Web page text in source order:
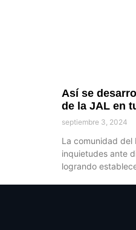
Así se
de la JAL en
septiembre 3, 2024
La comunidad del
inquietudes ante
logrando